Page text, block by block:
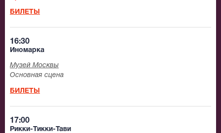
БИЛЕТЫ
16:30
Иномарка
Музей Москвы
Основная сцена
БИЛЕТЫ
17:00
Рикки-Тикки-Тави